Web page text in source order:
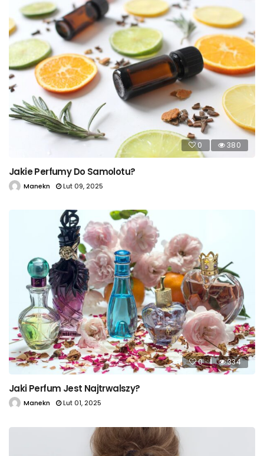
0 380
Jakie Perfumy Do Samolotu?
Manekn Lut 09, 2025
0 334
Jaki Perfum Jest Najtrwalszy?
Manekn Lut 01, 2025